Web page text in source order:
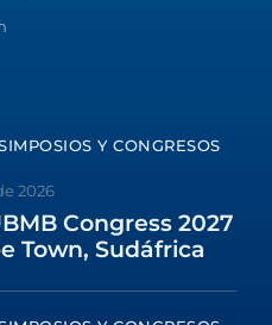
Y CONGRESOS
2026
Congress 2027
Town, Sudáfrica